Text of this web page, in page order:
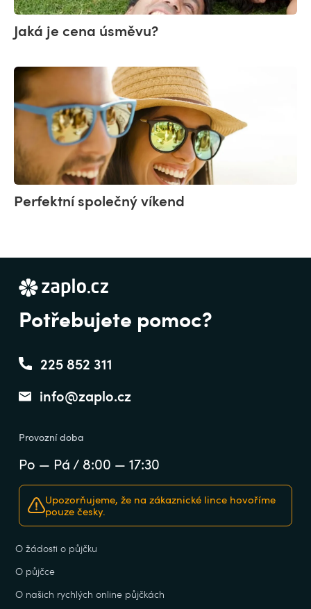
Jaká je cena úsměvu?
Perfektní společný víkend
Potřebujete pomoc?
225 852 311
info@zaplo.cz
Provozní doba
Po — Pá / 8:00 — 17:30
Upozorňujeme, že na zákaznické lince hovoříme
pouze česky.
O žádosti o půjčku
O půjčce
O našich rychlých online půjčkách